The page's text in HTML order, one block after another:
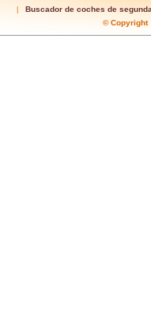
Buscador de coches de
©